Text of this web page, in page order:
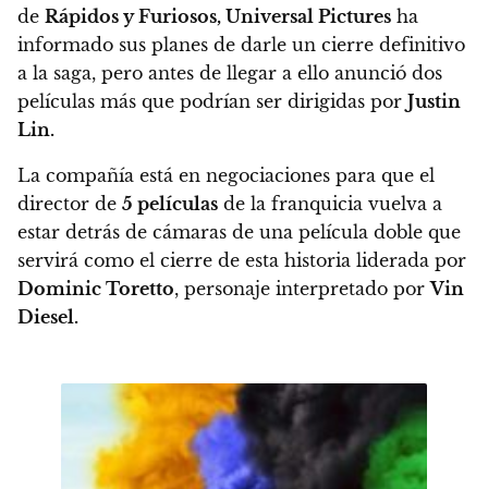
de Rápidos y Furiosos, Universal Pictures ha
informado sus planes de darle un cierre definitivo
a la saga, pero antes de llegar a ello anunció dos
películas más que podrían ser dirigidas por Justin
Lin.
La compañía está en negociaciones para que el
director de 5 películas de la franquicia vuelva a
estar detrás de cámaras de una película doble que
servirá como el cierre de esta historia liderada por
Dominic Toretto, personaje interpretado porVin
Diesel.